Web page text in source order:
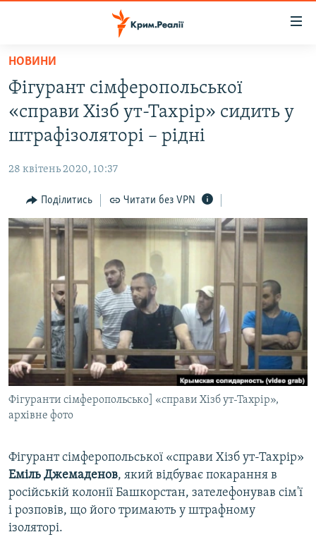
Перейти
основного
матеріалу
Перейти
до
основної
Перейти
до
пошуку
ВОДА.КРИМ
ВІДЕО ТА ФОТО
БЛОГИ
ПОГЛЯД
ІНТЕРВ'Ю
СПЕЦПРОЕКТИ
ДЕПОРТАЦІЯ
ВІДЕОУРОКИ «ELIFBE»
СВІДЧЕННЯ ОКУПАЦІЇ
УКРАЇНСЬКА ПРОБЛЕМА КРИМУ
ІНФОГРАФІКА
ЯК ОБІЙТИ БЛОКУВАННЯ
Русский
Qırımtatar
ДОЛУЧАЙСЯ!
Усі сайти RFE/RL
НОВИНИ
Фігурант сімферопольської
«справи Хізб ут-Тахрір» сидить у
штрафізоляторі – рідні
28 квітень 2020, 10:37
Поділитись Читати без VPN
Фігуранти сімферопольсько] «справи Хізб ут-Тахрір»,
архівне фото
Фігурант сімферопольської «справи Хізб ут-Тахрір»
Еміль Джемаденов, який відбуває покарання в
російській колонії Башкорстан, зателефонував сім'ї
і розповів, що його тримають у штрафному
ізоляторі.